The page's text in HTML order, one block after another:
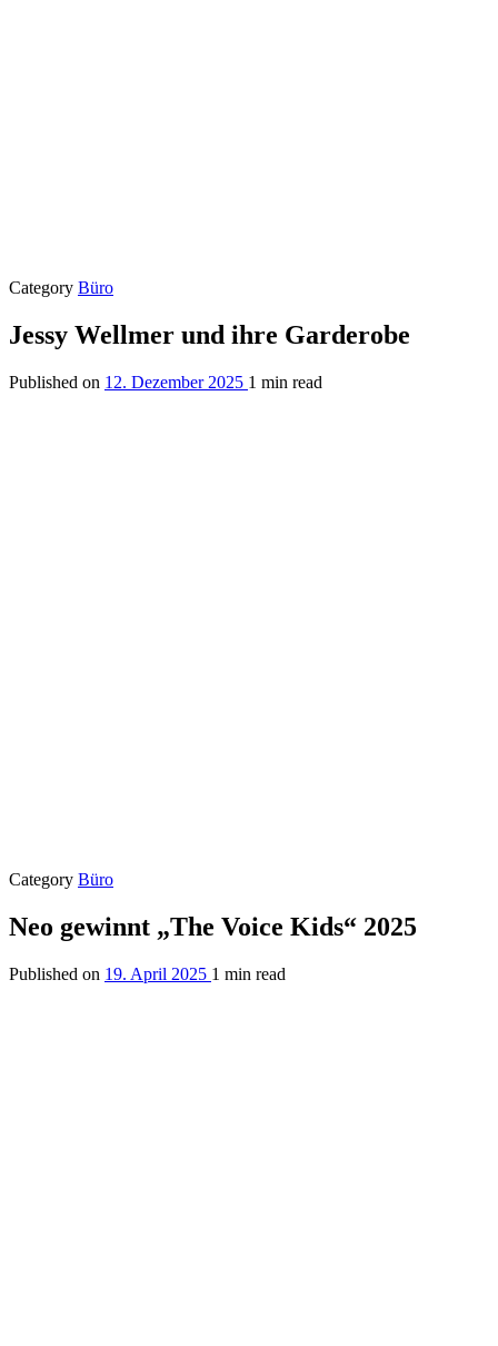
Category Büro
Jessy Wellmer und ihre Garderobe
Published on 12. Dezember 2025 1 min read
Category Büro
Neo gewinnt „The Voice Kids“ 2025
Published on 19. April 2025 1 min read